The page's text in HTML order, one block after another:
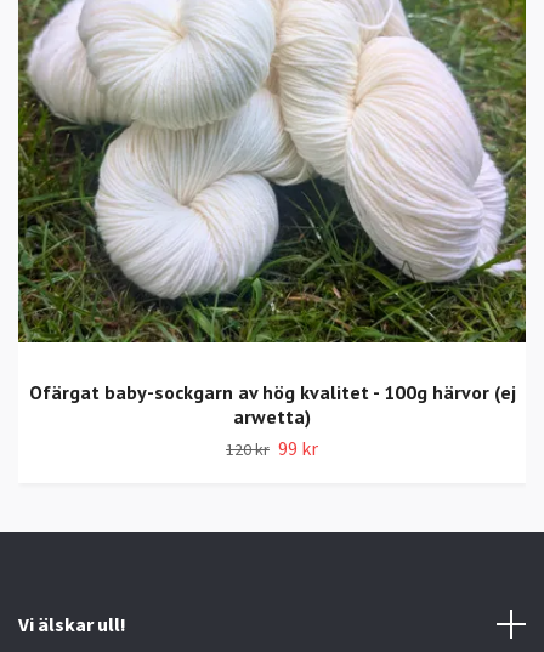
Ofärgat baby-sockgarn av hög kvalitet - 100g härvor (ej
arwetta)
120 kr 99 kr
Vi älskar ull!